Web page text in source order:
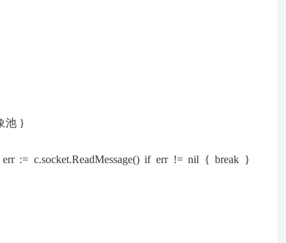
池 }
:= c.socket.ReadMessage() if err != nil { break }